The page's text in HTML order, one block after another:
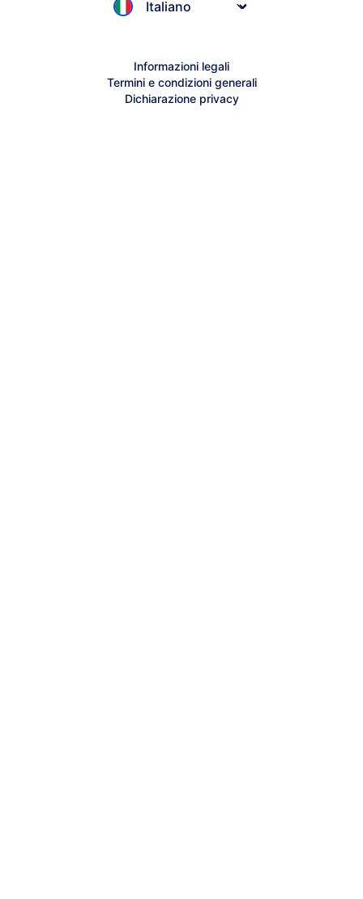
Jimdo Supporto online
Contatta il supporto
Informazioni legali
Termini e condizioni generali
Dichiarazione privacy